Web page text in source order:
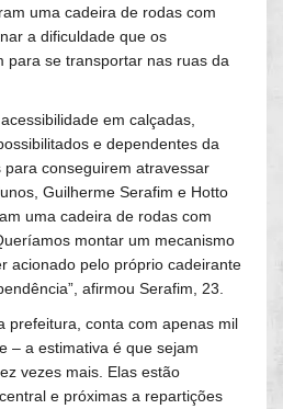
uma cadeira de rodas com
a dificuldade que os
para se transportar nas ruas da
em calçadas,
e dependentes da
conseguirem atravessar
Guilherme Serafim e Hotto
uma cadeira de rodas com
montar um mecanismo
acionado pelo próprio cadeirante
afirmou Serafim, 23.
prefeitura, conta com apenas mil
– a estimativa é que sejam
vezes mais. Elas estão
e próximas a repartições